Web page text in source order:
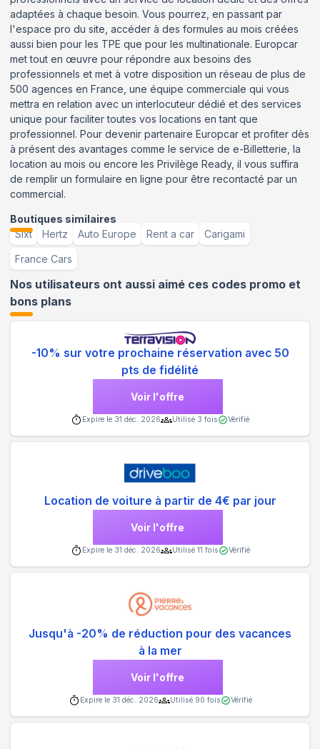
adaptées à chaque besoin. Vous pourrez, en passant par
l'espace pro du site, accéder à des formules au mois créées
aussi bien pour les TPE que pour les multinationale. Europcar
met tout en œuvre pour répondre aux besoins des
professionnels et met à votre disposition un réseau de plus de
500 agences en France, une équipe commerciale qui vous
mettra en relation avec un interlocuteur dédié et des services
unique pour faciliter toutes vos locations en tant que
professionnel. Pour devenir partenaire Europcar et profiter dès
à présent des avantages comme le service de e-Billetterie, la
location au mois ou encore les Privilège Ready, il vous suffira
de remplir un formulaire en ligne pour être recontacté par un
commercial.
Boutiques similaires
Sixt
Hertz Auto Europe Rent a car Carigami
France Cars
Nos utilisateurs ont aussi aimé ces codes promo et
bons plans
-10% sur votre prochaine réservation avec 50
pts de fidélité
Voir l'offre
Expire le 31 déc. 2026 Utilisé 3 fois Vérifié
Location de voiture à partir de 4€ par jour
Voir l'offre
Expire le 31 déc. 2026 Utilisé 11 fois Vérifié
Jusqu'à -20% de réduction pour des vacances
à la mer
Voir l'offre
Expire le 31 déc. 2026 Utilisé 90 fois Vérifié